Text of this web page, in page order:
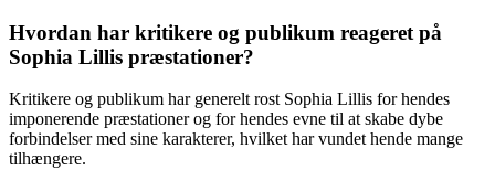
Hvordan har kritikere og publikum reageret på
Sophia Lillis præstationer?
Kritikere og publikum har generelt rost Sophia Lillis for hendes
imponerende præstationer og for hendes evne til at skabe dybe
forbindelser med sine karakterer, hvilket har vundet hende mange
tilhængere.